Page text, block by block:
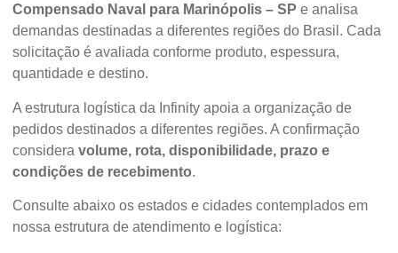
Compensado Naval para Marinópolis – SP e analisa
demandas destinadas a diferentes regiões do Brasil. Cada
solicitação é avaliada conforme produto, espessura,
quantidade e destino.
A estrutura logística da Infinity apoia a organização de
pedidos destinados a diferentes regiões. A confirmação
considera volume, rota, disponibilidade, prazo e
condições de recebimento.
Consulte abaixo os estados e cidades contemplados em
nossa estrutura de atendimento e logística: